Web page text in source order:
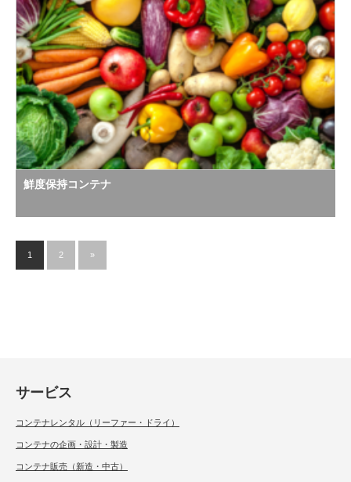
鮮度保持コンテナ
1 2 »
サービス
コンテナレンタル（リーファー・ドライ）
コンテナの企画・設計・製造
コンテナ販売（新造・中古）